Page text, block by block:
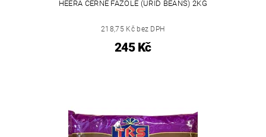
HEERA ČERNÉ FAZOLE (URID BEANS) 2KG
218,75 Kč bez DPH
245 Kč